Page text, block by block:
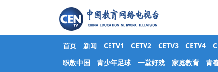
首页 新闻 CETV1 CETV2 CETV3 CETV4
职教中国
青少年足球 一堂好戏 家庭教育 青